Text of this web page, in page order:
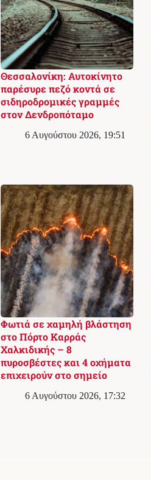
Θεσσαλονίκη: Αυτοκίνητο
παρέσυρε πεζό κοντά σε
σιδηροδρομικές γραμμές
στον Δενδροπόταμο
6 Αυγούστου 2026, 19:51
Φωτιά σε χαμηλή βλάστηση
στο Πόρτο Καρράς
Χαλκιδικής – 8
πυροσβέστες και 4 οχήματα
επιχειρούν στο σημείο
6 Αυγούστου 2026, 17:32